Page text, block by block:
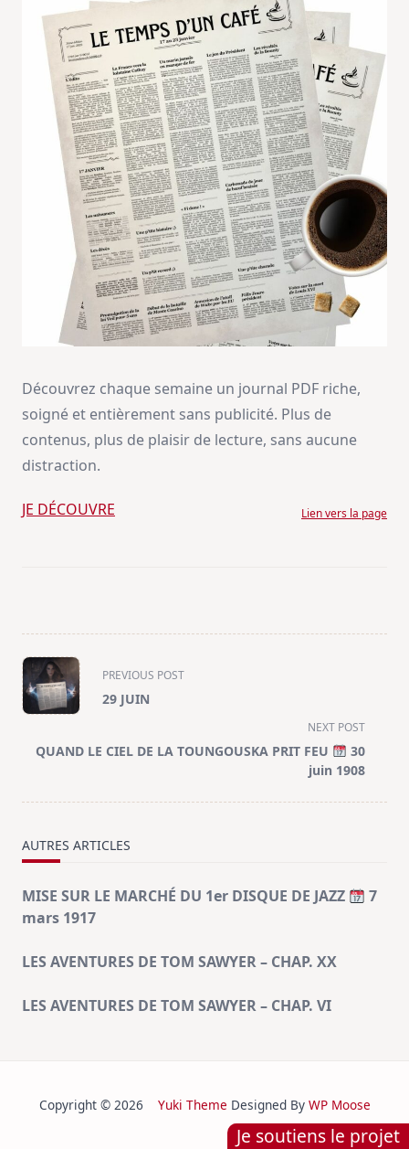
Je soutiens le projet
Découvrez chaque semaine un journal PDF riche,
soigné et entièrement sans publicité. Plus de
contenus, plus de plaisir de lecture, sans aucune
distraction.
JE DÉCOUVRE Lien vers la page
<span
class="nav-
subtitle
reader-
PREVIOUS POST
29 JUIN
NEXT POST
QUAND LE CIEL DE LA TOUNGOUSKA PRIT FEU
30
juin 1908
AUTRES ARTICLES
MISE SUR LE MARCHÉ DU 1er DISQUE DE JAZZ
7
mars 1917
LES AVENTURES DE TOM SAWYER – CHAP. XX
LES AVENTURES DE TOM SAWYER – CHAP. VI
Copyright © 2026 Yuki Theme Designed By WP Moose